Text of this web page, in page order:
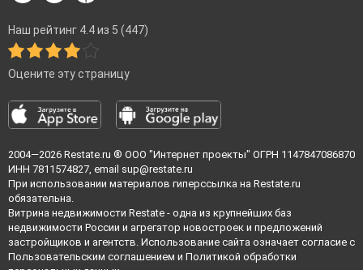
Наш рейтинг 4.4 из 5 (447)
Оцените эту страницу
2004—2026 Restate.ru ® ООО "Интернет проекты" ОГРН 1147847086870
ИНН 7811574827, email sup@restate.ru
При использовании материалов гиперссылка на Restate.ru
обязательна.
Витрина недвижимости Restate - одна из крупнейших баз
недвижимости России и агрегатор новостроек и предложений
застройщиков и агентств. Использование сайта означает согласие с
Пользовательским соглашением и Политикой обработки